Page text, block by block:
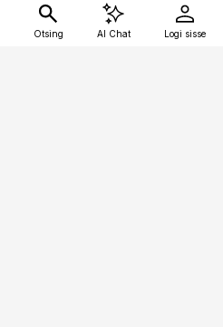
Otsing AI Chat Logi sisse